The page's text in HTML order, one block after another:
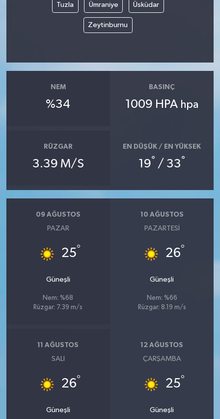
Tuzla Ümraniye Üsküdar
Zeytinburnu
NEM
%34
BASINÇ
1009 HPA hpa
RÜZGAR
3.39 M/S
EN DÜŞÜK / EN YÜKSEK
19° / 33°
09 AĞUSTOS
PAZAR
25°
Güneşli
Nem: %68
Rüzgar: 7.39 m/s
10 AĞUSTOS
PAZARTESI
26°
Güneşli
Nem: %66
Rüzgar: 8.19 m/s
11 AĞUSTOS
SALI
26°
Güneşli
12 AĞUSTOS
ÇARŞAMBA
25°
Güneşli